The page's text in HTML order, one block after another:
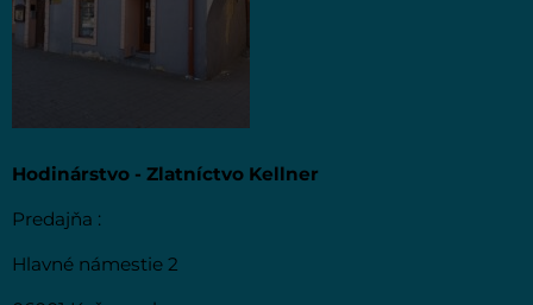
Hodinárstvo - Zlatníctvo Kellner
Predajňa :
Hlavné námestie 2